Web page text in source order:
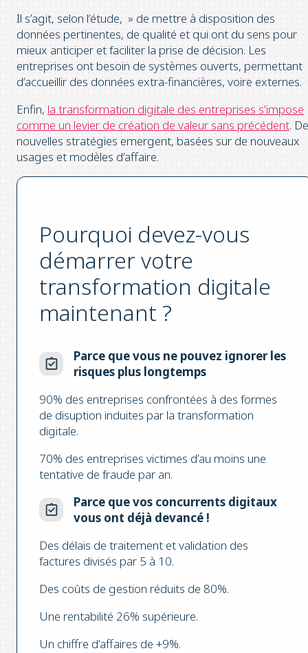
Il s’agit, selon l’étude, » de mettre à disposition des
données pertinentes, de qualité et qui ont du sens pour
mieux anticiper et faciliter la prise de décision. Les
entreprises ont besoin de systèmes ouverts, permettant
d’accueillir des données extra-financières, voire externes.
Enfin, la transformation digitale des entreprises s’impose
comme un levier de création de valeur sans précédent. De
nouvelles stratégies emergent, basées sur de nouveaux
usages et modèles d’affaire.
Pourquoi devez-vous
démarrer votre
transformation digitale
maintenant ?
Parce que vous ne pouvez ignorer les
risques plus longtemps
90% des entreprises confrontées à des formes
de disuption induites par la transformation
digitale.
70% des entreprises victimes d’au moins une
tentative de fraude par an.
Parce que vos concurrents digitaux
vous ont déjà devancé !
Des délais de traitement et validation des
factures divisés par 5 à 10.
Des coûts de gestion réduits de 80%.
Une rentabilité 26% supérieure.
Un chiffre d’affaires de +9%.